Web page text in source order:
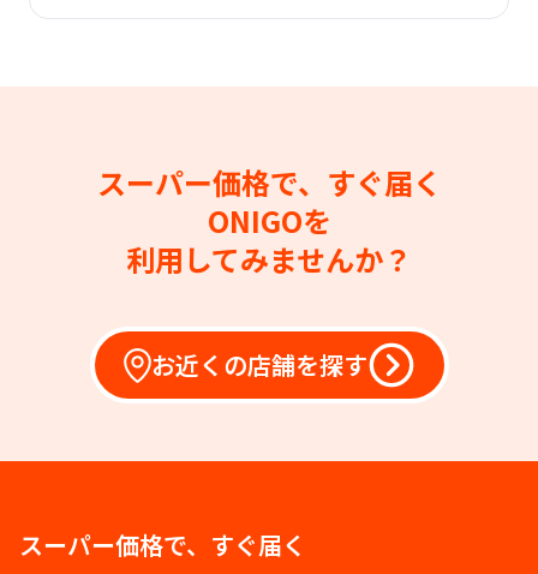
スーパー価格で、すぐ届く
ONIGOを
利用してみませんか？
お近くの店舗を探す
スーパー価格で、すぐ届く